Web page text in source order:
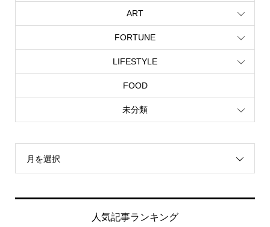
ART
FORTUNE
LIFESTYLE
FOOD
未分類
月を選択
人気記事ランキング